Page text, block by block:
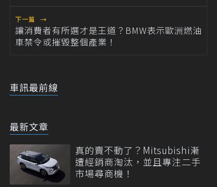
下一篇 →
讓消費者有所選才是王道？BMW表示歐洲燃油
車禁令或摧毀整個產業！
車訊最前線
最新文章
真的賣不動了？Mitsubishi漸
遭經銷商淘汰，並且專注二手
市場尋商機！